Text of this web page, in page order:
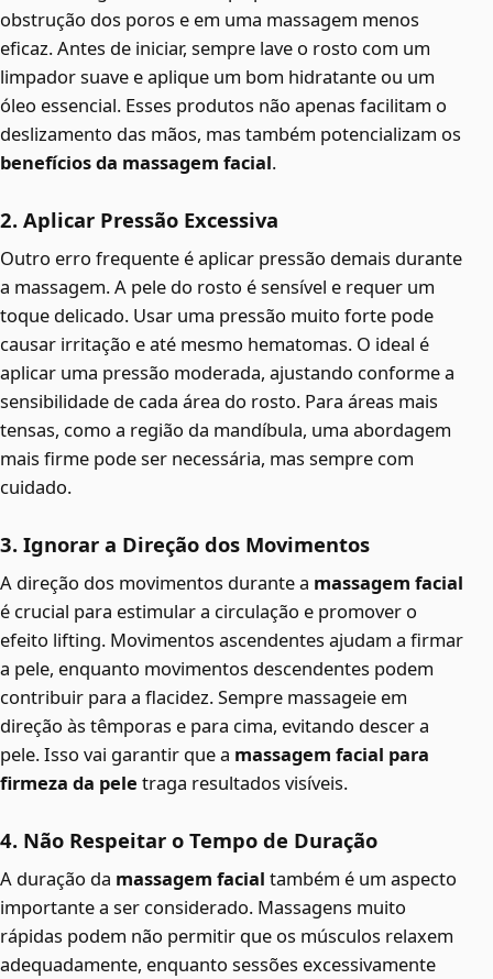
obstrução dos poros e em uma massagem menos
eficaz. Antes de iniciar, sempre lave o rosto com um
limpador suave e aplique um bom hidratante ou um
óleo essencial. Esses produtos não apenas facilitam o
deslizamento das mãos, mas também potencializam os
benefícios da massagem facial.
2. Aplicar Pressão Excessiva
Outro erro frequente é aplicar pressão demais durante
a massagem. A pele do rosto é sensível e requer um
toque delicado. Usar uma pressão muito forte pode
causar irritação e até mesmo hematomas. O ideal é
aplicar uma pressão moderada, ajustando conforme a
sensibilidade de cada área do rosto. Para áreas mais
tensas, como a região da mandíbula, uma abordagem
mais firme pode ser necessária, mas sempre com
cuidado.
3. Ignorar a Direção dos Movimentos
A direção dos movimentos durante a massagem facial
é crucial para estimular a circulação e promover o
efeito lifting. Movimentos ascendentes ajudam a firmar
a pele, enquanto movimentos descendentes podem
contribuir para a flacidez. Sempre massageie em
direção às têmporas e para cima, evitando descer a
pele. Isso vai garantir que a massagem facial para
firmeza da pele traga resultados visíveis.
4. Não Respeitar o Tempo de Duração
A duração da massagem facial também é um aspecto
importante a ser considerado. Massagens muito
rápidas podem não permitir que os músculos relaxem
adequadamente, enquanto sessões excessivamente